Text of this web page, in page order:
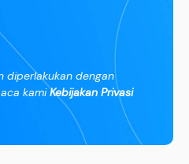
diperlakukan dengan
kamiKebijakan Privasi